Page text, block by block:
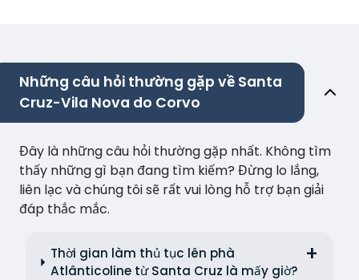
Những câu hỏi thường gặp về Santa
Cruz-Vila Nova do Corvo
Đây là những câu hỏi thường gặp nhất. Không tìm
thấy những gì bạn đang tìm kiếm? Đừng lo lắng,
liên lạc và chúng tôi sẽ rất vui lòng hỗ trợ bạn giải
đáp thắc mắc.
Thời gian làm thủ tục lên phà
Atlânticoline từ Santa Cruz là mấy giờ?